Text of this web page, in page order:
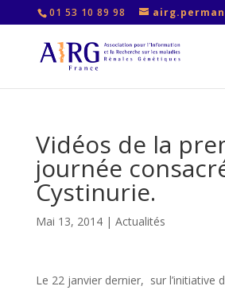
01 53 10 89 98
Vidéos de la
journée
Cystinurie.
Mai 13, 2014| Actualités
Le 22 janvier dernier, sur l’initiative